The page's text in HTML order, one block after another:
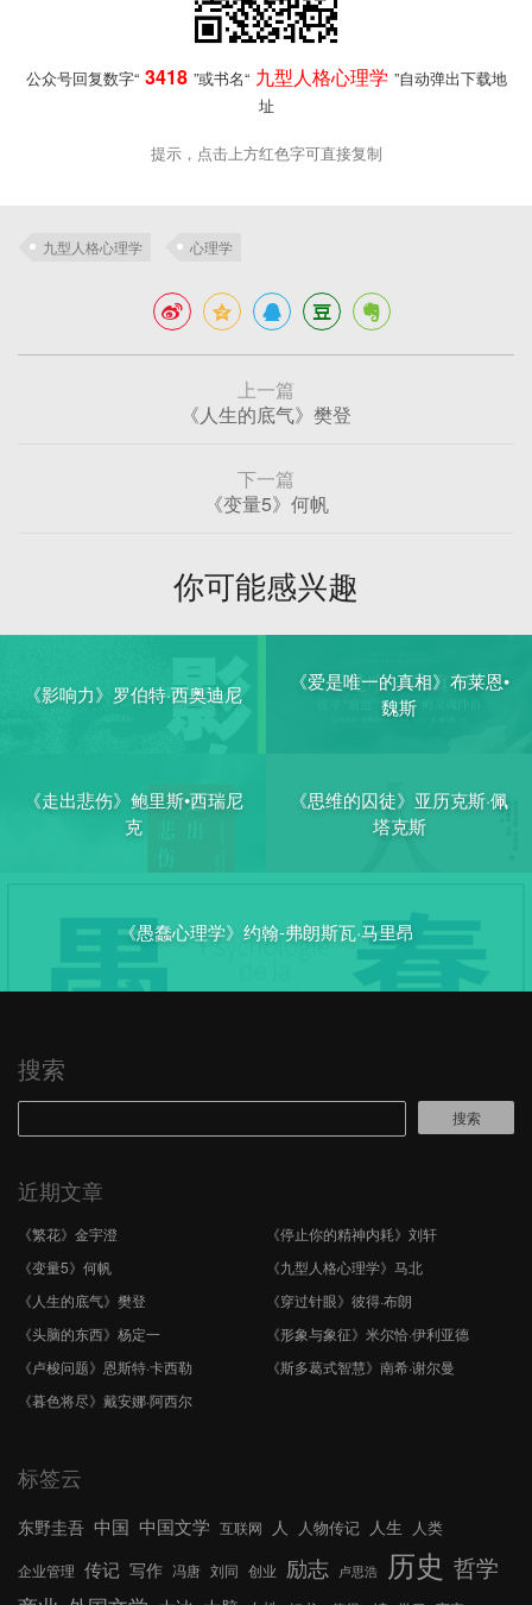
公众号回复数字“ 3418 ”或书名“ 九型人格心理学 ”自动弹出下载地
址
提示，点击上方红色字可直接复制
九型人格心理学 心理学
上一篇
《人生的底气》樊登
下一篇
《变量5》何帆
你可能感兴趣
《影响力》罗伯特·西奥迪尼
《爱是唯一的真相》布莱恩•
魏斯
《走出悲伤》鲍里斯•西瑞尼
克
《思维的囚徒》亚历克斯·佩
塔克斯
《愚蠢心理学》约翰-弗朗斯瓦·马里昂
搜索
搜索
近期文章
《繁花》金宇澄
《停止你的精神内耗》刘轩
《变量5》何帆
《九型人格心理学》马北
《人生的底气》樊登
《穿过针眼》彼得·布朗
《头脑的东西》杨定一
《形象与象征》米尔恰·伊利亚德
《卢梭问题》恩斯特·卡西勒
《斯多葛式智慧》南希·谢尔曼
《暮色将尽》戴安娜·阿西尔
标签云
东野圭吾 中国 中国文学 互联网 人 人物传记 人生 人类
企业管理 传记 写作 冯唐 刘同 创业 励志 卢思浩 历史 哲学